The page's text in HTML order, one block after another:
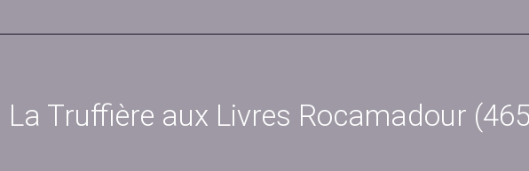
La Truffière aux Livres Rocamadour